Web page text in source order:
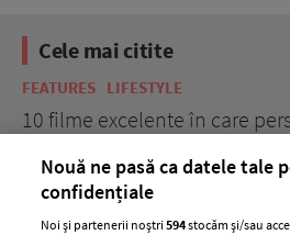
Cele mai citite
FEATURES LIFESTYLE
10 filme excelente în care
Nouă ne pasă ca datele tale
confidențiale
Noi și partenerii noștri594stocăm și/sau